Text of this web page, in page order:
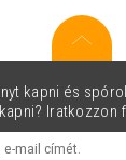
kapni és
Iratkozzon